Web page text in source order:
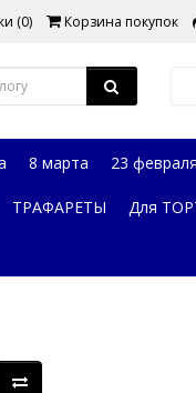
(0) Корзина покупок
8 марта 23
ТРАФАРЕТЫ Для